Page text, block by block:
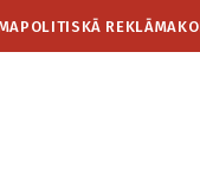
POLITISKĀ REKLĀMA